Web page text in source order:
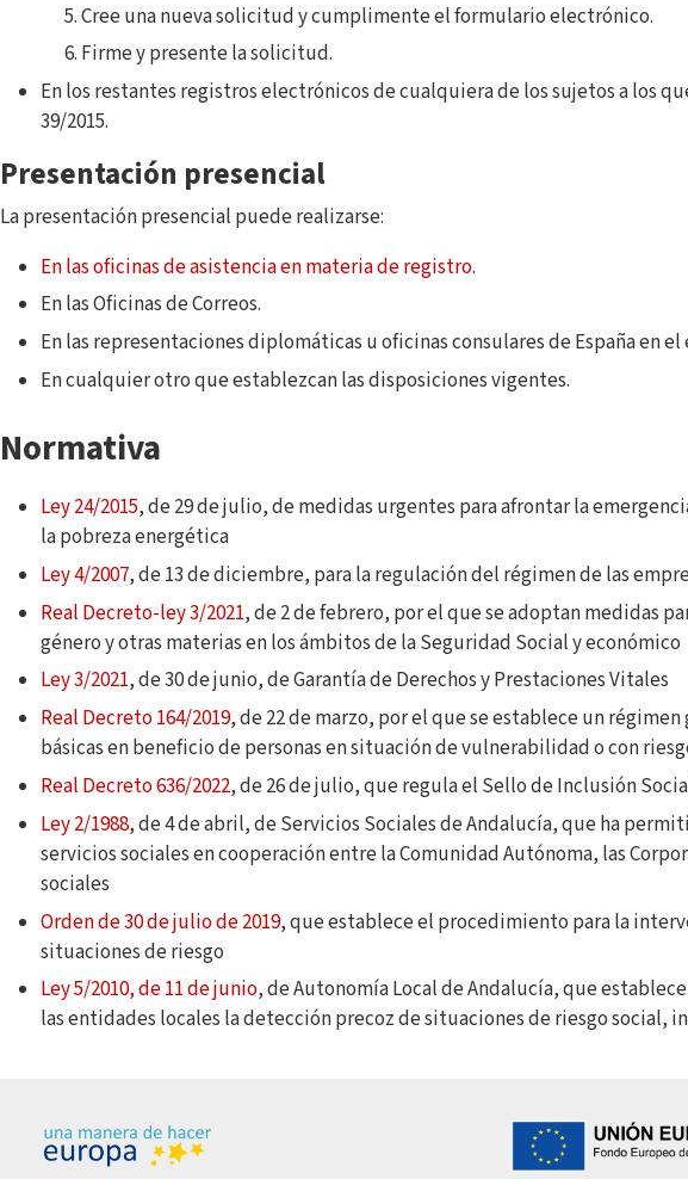
Cree una nueva solicitud y cumplimente el formulario electrónico.
Firme y presente la solicitud.
En los restantes registros electrónicos de cualquiera de los sujetos a los
39/2015.
Presentación presencial
La presentación presencial puede realizarse:
En las oficinas de asistencia en materia de registro.
En las Oficinas de Correos.
En las representaciones diplomáticas u oficinas consulares de España en
En cualquier otro que establezcan las disposiciones vigentes.
Normativa
Ley 24/2015, de 29 de julio, de medidas urgentes para afrontar la
la pobreza energética
Ley 4/2007, de 13 de diciembre, para la regulación del régimen de las
Real Decreto-ley 3/2021, de 2 de febrero, por el que se adoptan medidas
género y otras materias en los ámbitos de la Seguridad Social y económico
Ley 3/2021, de 30 de junio, de Garantía de Derechos y Prestaciones Vitales
Real Decreto 164/2019, de 22 de marzo, por el que se establece un
básicas en beneficio de personas en situación de vulnerabilidad o con
Real Decreto 636/2022, de 26 de julio, que regula el Sello de Inclusión
Ley 2/1988, de 4 de abril, de Servicios Sociales de Andalucía, que ha
servicios sociales en cooperación entre la Comunidad Autónoma, las
sociales
Orden de 30 de julio de 2019, que establece el procedimiento para la
situaciones de riesgo
Ley 5/2010, de 11 de junio, de Autonomía Local de Andalucía, que
las entidades locales la detección precoz de situaciones de riesgo social,